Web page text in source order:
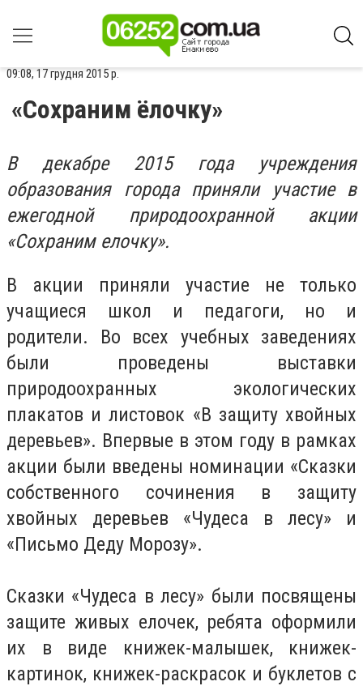
09:08, 17 грудня 2015 р.
«Сохраним ёлочку»
В декабре 2015 года учреждения
образования города приняли участие в
ежегодной природоохранной акции
«Сохраним елочку».
В акции приняли участие не только
учащиеся школ и педагоги, но и
родители. Во всех учебных заведениях
были проведены выставки
природоохранных экологических
плакатов и листовок «В защиту хвойных
деревьев». Впервые в этом году в рамках
акции были введены номинации «Сказки
собственного сочинения в защиту
хвойных деревьев «Чудеса в лесу» и
«Письмо Деду Морозу».
Сказки «Чудеса в лесу» были посвящены
защите живых елочек, ребята оформили
их в виде книжек-малышек, книжек-
картинок, книжек-раскрасок и буклетов с